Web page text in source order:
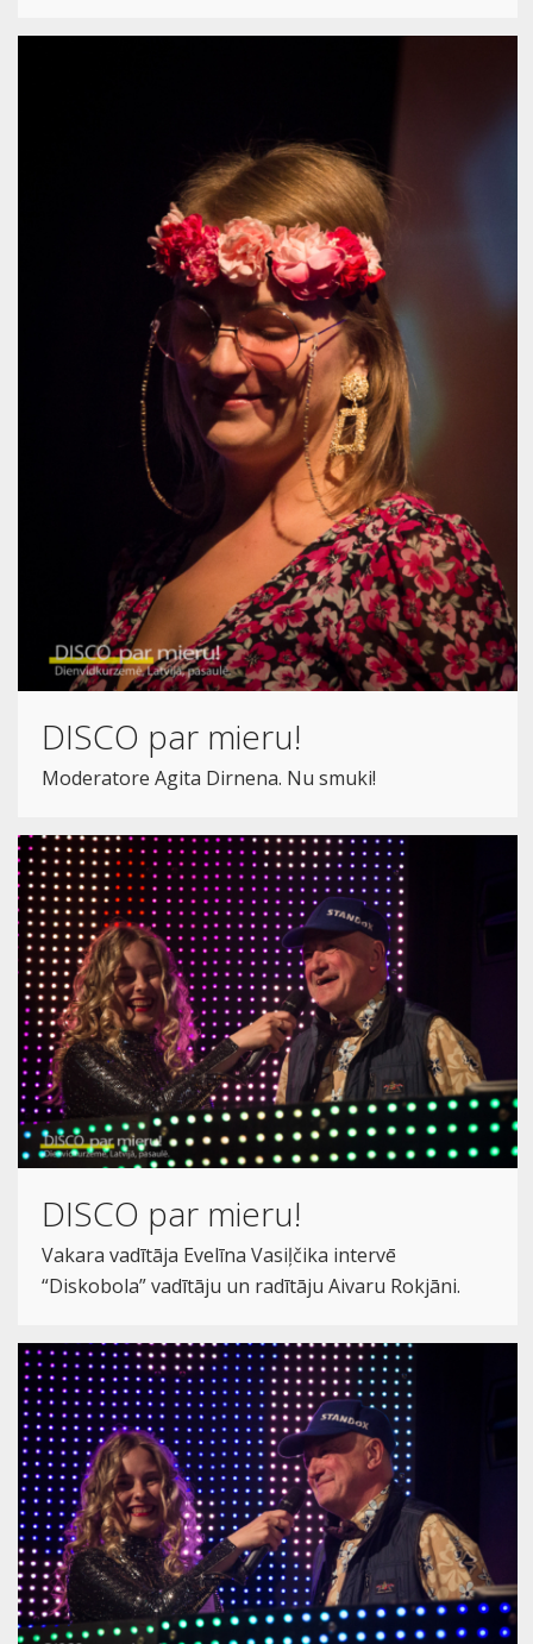
DISCO par mieru!
Moderatore Agita Dirnena. Nu smuki!
DISCO par mieru!
Vakara vadītāja Evelīna Vasiļčika intervē
“Diskobola” vadītāju un radītāju Aivaru Rokjāni.